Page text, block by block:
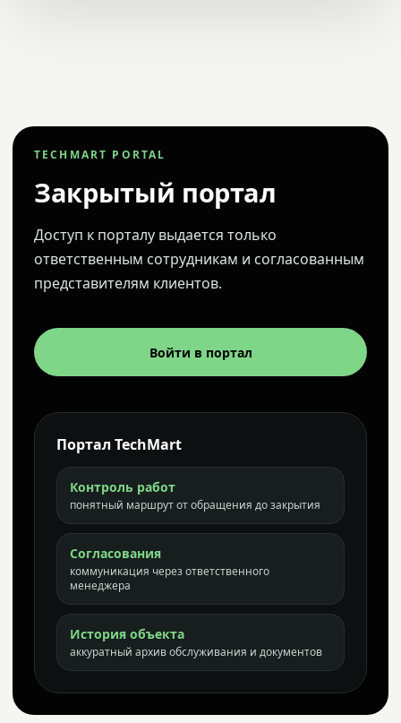
TECHMART PORTAL
Закрытый портал
Доступ к порталу выдается только
ответственным сотрудникам и согласованным
представителям клиентов.
Войти в портал
Портал TechMart
Контроль работ
понятный маршрут от обращения до закрытия
Согласования
коммуникация через ответственного
менеджера
История объекта
аккуратный архив обслуживания и документов